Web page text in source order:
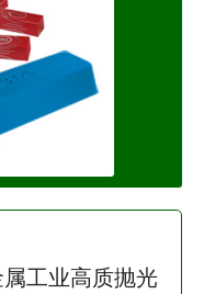
工业高质抛光